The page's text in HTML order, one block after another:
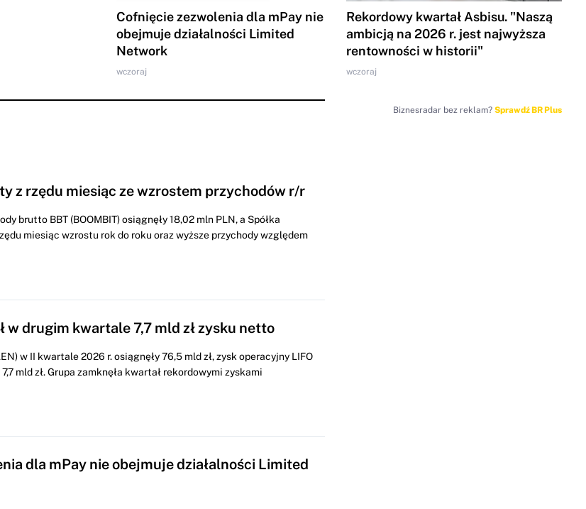
Cofnięcie zezwolenia dla mPay nie
obejmuje działalności Limited
Network
wczoraj
Rekordowy kwartał Asbisu. "Naszą
ambicją na 2026 r. jest najwyższa
rentowności w historii"
wczoraj
z rzędu miesiąc ze wzrostem przychodów r/r
brutto BBT (BOOMBIT) osiągnęły 18,02 mln PLN, a Spółka
miesiąc wzrostu rok do roku oraz wyższe przychody względem
w drugim kwartale 7,7 mld zł zysku netto
w II kwartale 2026 r. osiągnęły 76,5 mld zł, zysk operacyjny LIFO
mld zł. Grupa zamknęła kwartał rekordowymi zyskami
dla mPay nie obejmuje działalności Limited
Biznesradar bez reklam? Sprawdź BR Plus